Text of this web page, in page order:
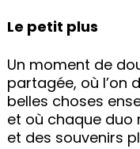
Le petit plus
Un moment de
partagée, où l’on
belles choses
et où chaque
et des souvenirs